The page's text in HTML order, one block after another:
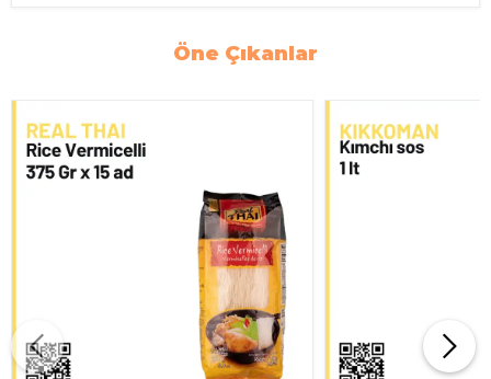
Öne Çıkanlar